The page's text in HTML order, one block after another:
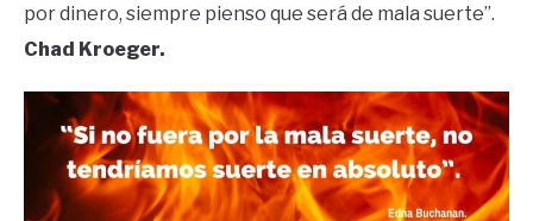
por dinero, siempre pienso que será de mala suerte”.
Chad Kroeger.